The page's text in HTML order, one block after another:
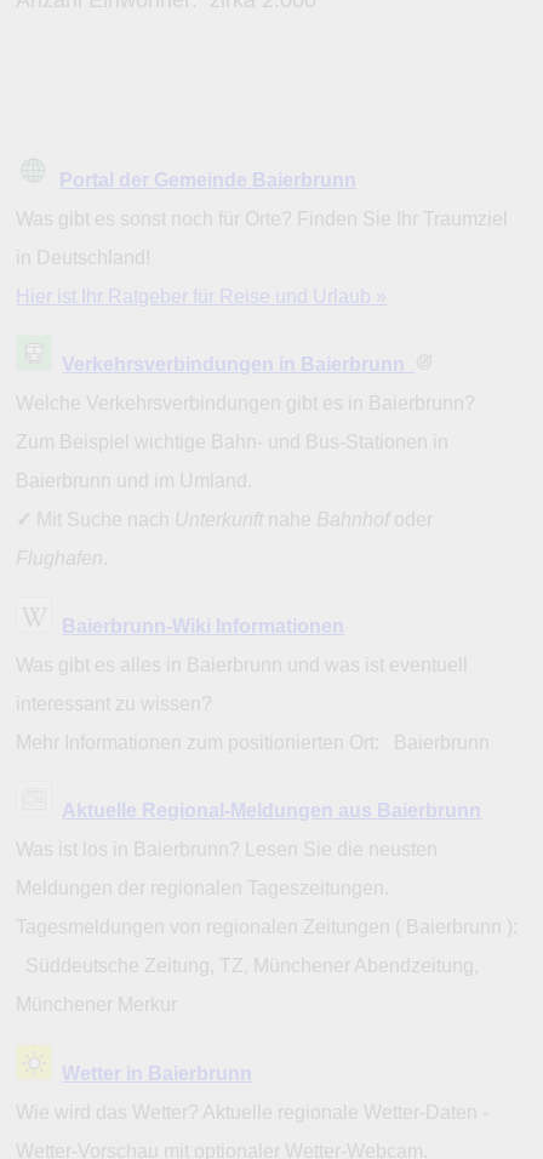
Portal der Gemeinde Baierbrunn
Was gibt es sonst noch für Orte? Finden Sie Ihr Traumziel
in Deutschland!
Hier ist Ihr Ratgeber für Reise und Urlaub »
Verkehrsverbindungen in Baierbrunn
Welche Verkehrsverbindungen gibt es in Baierbrunn?
Zum Beispiel wichtige Bahn- und Bus-Stationen in
Baierbrunn und im Umland.
✓ Mit Suche nach Unterkunft nahe Bahnhofoder
Flughafen.
Baierbrunn-Wiki Informationen
Was gibt es alles in Baierbrunn und was ist eventuell
interessant zu wissen?
Mehr Informationen zum positionierten Ort: Baierbrunn
Aktuelle Regional-Meldungen aus Baierbrunn
Was ist los in Baierbrunn? Lesen Sie die neusten
Meldungen der regionalen Tageszeitungen.
Tagesmeldungen von regionalen Zeitungen ( Baierbrunn ):
Süddeutsche Zeitung, TZ, Münchener Abendzeitung,
Münchener Merkur
Wetter in Baierbrunn
Wie wird das Wetter? Aktuelle regionale Wetter-Daten -
Wetter-Vorschau mit optionaler Wetter-Webcam.